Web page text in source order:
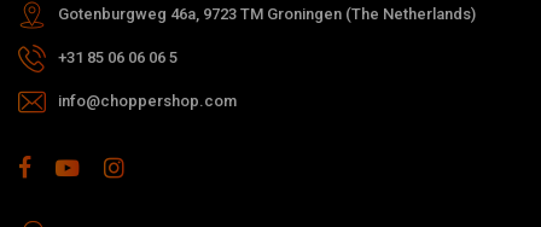
Gotenburgweg 46a, 9723 TM Groningen (The Netherlands)
+31 85 06 06 06 5
info@choppershop.com